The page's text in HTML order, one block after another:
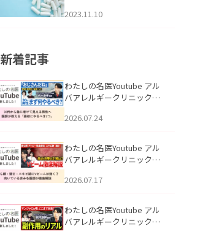
2023.11.10
新着記事
わたしの名医Youtube アル
バアレルギークリニック札
える男性へ｜医師が教える
公開いたしました。
2026.07.24
わたしの名医Youtube アル
バアレルギークリニック札
跡にVビームは効く？向いて
説」を公開いたしました。
2026.07.17
わたしの名医Youtube アル
バアレルギークリニック札